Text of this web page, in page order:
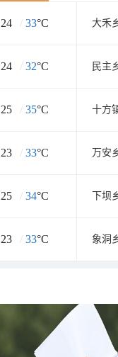
24 / 33°C 大禾
24 / 32°C 民主
25 / 35°C 十方
23 / 33°C 万安
25 / 34°C 下坝
23 / 33°C 象洞